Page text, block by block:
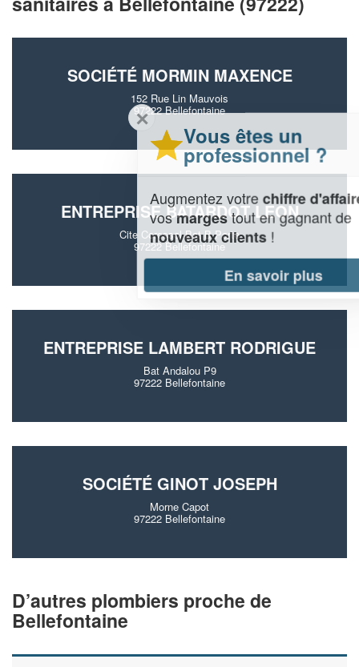
SOCIÉTÉ MORMIN MAXENCE
152 Rue Lin Mauvois
97222 Bellefontaine
ENTREPRISE BATARDOT LEON
Cite Corossol Bat B Porte
97222 Bellefontaine
ENTREPRISE LAMBERT RODRIGUE
Bat Andalou P9
97222 Bellefontaine
SOCIÉTÉ GINOT JOSEPH
Morne Capot
97222 Bellefontaine
D’autres plombiers proche de
Bellefontaine
Vous êtes un
professionnel ?
Augmentez votrechiffre d'affaireset
vosmargestout en gagnant de
nouveaux clients!
En savoir plus